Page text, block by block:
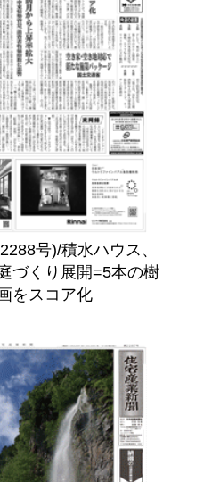
号)/積水ハウス、
づくり展開=5本の樹
をスコア化